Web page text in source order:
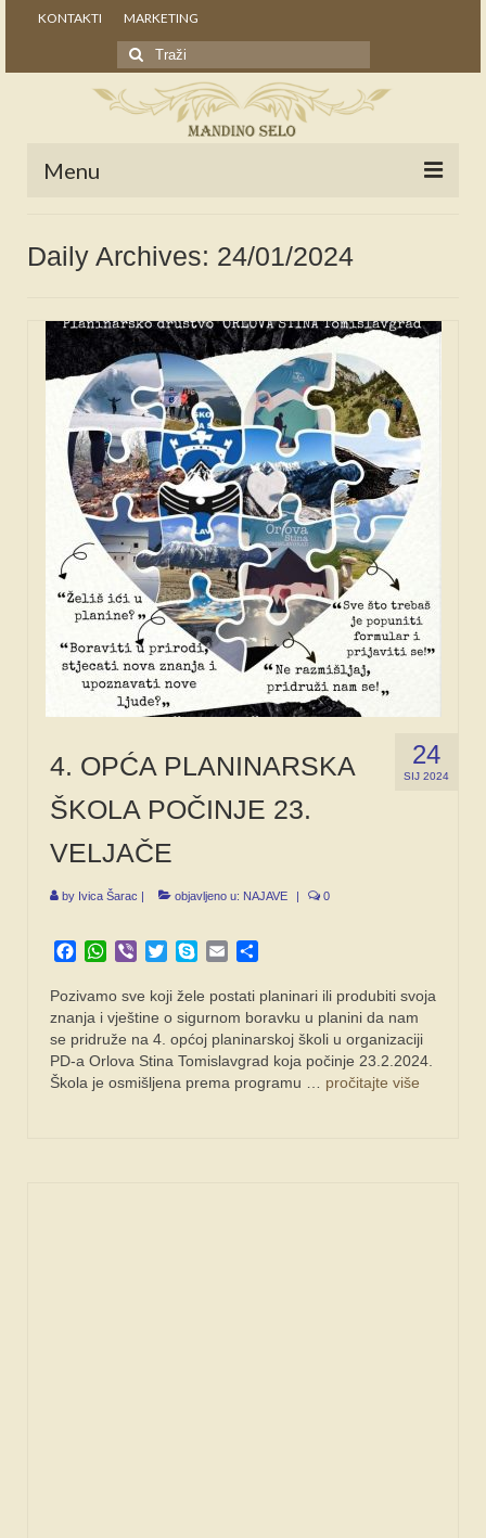
KONTAKTI MARKETING
Search
for:
Menu
NOVOSTI
STALNE RUBRIKE
NAŠA BAŠTINA
IZ ARHIVE
NAJAVE
SPONZORI
FORUM
Daily Archives: 24/01/2024
24
SIJ 2024
4. OPĆA PLANINARSKA
ŠKOLA POČINJE 23.
VELJAČE
by Ivica Šarac objavljeno u: NAJAVE 0
Facebook
WhatsApp
Viber TwitterSkypeEmail
Pozivamo sve koji žele postati planinari ili produbiti svoja
znanja i vještine o sigurnom boravku u planini da nam
se pridruže na 4. općoj planinarskoj školi u organizaciji
PD-a Orlova Stina Tomislavgrad koja počinje 23.2.2024.
Škola je osmišljena prema programu … pročitajte više